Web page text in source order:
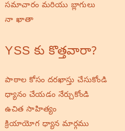
సమాచారం మరియు బ్లాగులు
నా ఖాతా
YSS కు కొత్తవారా?
పాఠాల కోసం దరఖాస్తు చేసుకోండి
ధ్యానం చేయడం నేర్చుకోండి
ఉచిత సాహిత్యం
క్రియాయోగ ధ్యాన మార్గము